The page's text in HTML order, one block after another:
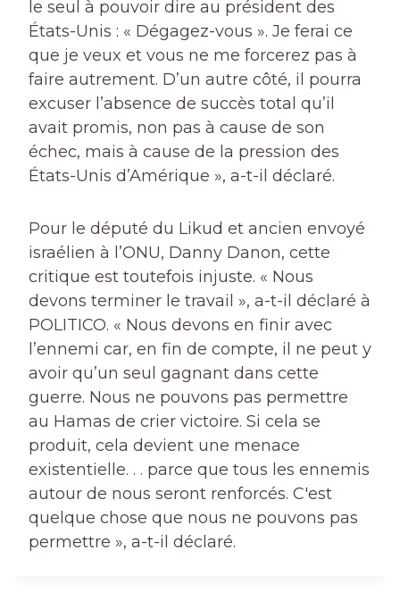
le seul à pouvoir dire au président des
États-Unis : « Dégagez-vous ». Je ferai ce
que je veux et vous ne me forcerez pas à
faire autrement. D’un autre côté, il pourra
excuser l’absence de succès total qu’il
avait promis, non pas à cause de son
échec, mais à cause de la pression des
États-Unis d’Amérique », a-t-il déclaré.
Pour le député du Likud et ancien envoyé
israélien à l’ONU, Danny Danon, cette
critique est toutefois injuste. « Nous
devons terminer le travail », a-t-il déclaré à
POLITICO. « Nous devons en finir avec
l’ennemi car, en fin de compte, il ne peut y
avoir qu’un seul gagnant dans cette
guerre. Nous ne pouvons pas permettre
au Hamas de crier victoire. Si cela se
produit, cela devient une menace
existentielle. . . parce que tous les ennemis
autour de nous seront renforcés. C'est
quelque chose que nous ne pouvons pas
permettre », a-t-il déclaré.